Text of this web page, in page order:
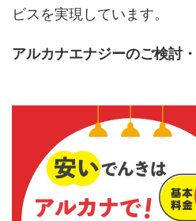
ビスを実現しています。
アルカナエナジーのご検討